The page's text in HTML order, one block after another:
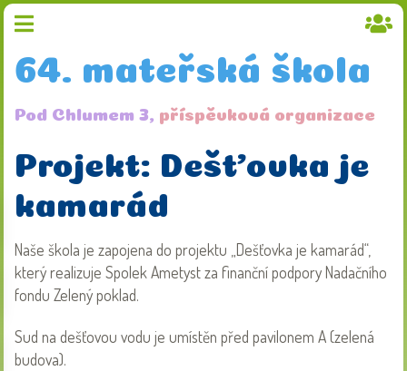
64. mateřská škola
Pod Chlumem 3, příspěvková organizace
Projekt: Dešťovka je
kamarád
Naše škola je zapojena do projektu „Dešťovka je kamarád“,
který realizuje Spolek Ametyst za finanční podpory Nadačního
fondu Zelený poklad.
Sud na dešťovou vodu je umístěn před pavilonem A (zelená
budova).